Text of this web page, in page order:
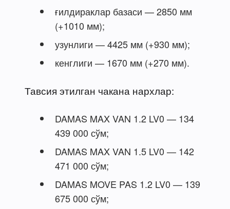
ғилдираклар базаси — 2850 мм
(+1010 мм);
узунлиги — 4425 мм (+930 мм);
кенглиги — 1670 мм (+270 мм).
Тавсия этилган чакана нархлар:
DAMAS MAX VAN 1.2 LV0 — 134
439 000 сўм;
DAMAS MAX VAN 1.5 LV0 — 142
471 000 сўм;
DAMAS MOVE PAS 1.2 LV0 — 139
675 000 сўм;